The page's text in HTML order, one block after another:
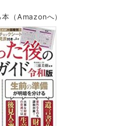
（Amazonへ）